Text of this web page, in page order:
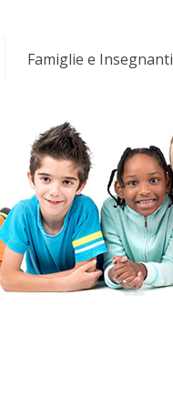
Famiglie e Insegnanti